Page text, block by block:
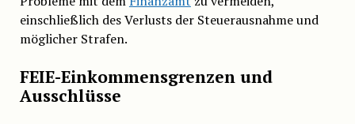
einschließlich des Verlusts der Steuerausnahme und
möglicher Strafen.
FEIE-Einkommensgrenzen und
Ausschlüsse